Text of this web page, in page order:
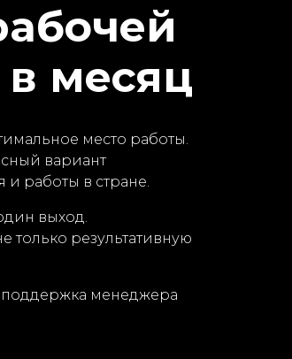
в месяц
место работы.
вариант
работы в стране.
выход.
результативную
поддержка менеджера